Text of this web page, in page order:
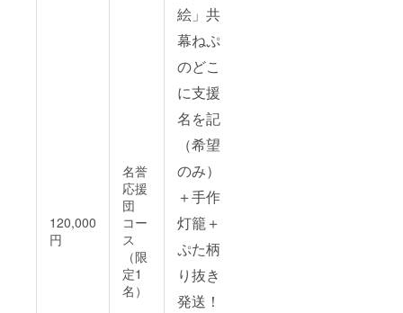
120,000
円
名誉
応援
団
コー
ス
（限
定1
名）
絵」共産
幕ねぷた
のどこか
に支援者
名を記載
（希望者
のみ）。
＋手作り
灯籠＋ね
ぷた柄切
り抜きを
発送！